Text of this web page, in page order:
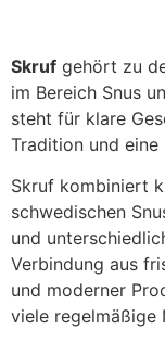
Skruf gehört zu
im Bereich Snus
steht für klare
Tradition und
Skruf kombiniert
schwedischen
und
Verbindung aus
und moderner
viele regelmäßige